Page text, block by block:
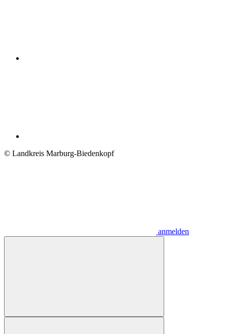
© Landkreis Marburg-Biedenkopf
anmelden